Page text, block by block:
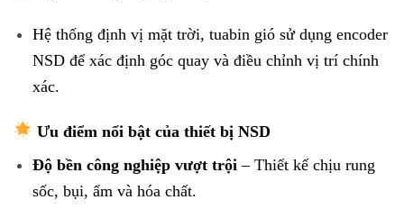
Hệ thống định vị mặt trời, tuabin gió sử dụng encoder
NSD để xác định góc quay và điều chỉnh vị trí chính
xác.
Ưu điểm nổi bật của thiết bị NSD
Độ bền công nghiệp vượt trội – Thiết kế chịu rung
sốc, bụi, ẩm và hóa chất.